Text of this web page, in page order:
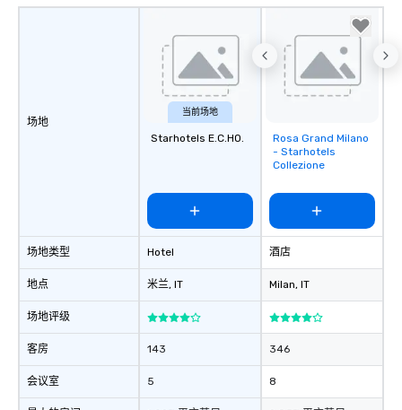
场地
场地类型
地点
场地评级
客房
会议室
当前场地
Starhotels E.C.HO.
Hotel
米兰, IT
143
5
Removed from
favorites
Rosa Grand Milano
- Starhotels
Collezione
酒店
Milan, IT
346
8